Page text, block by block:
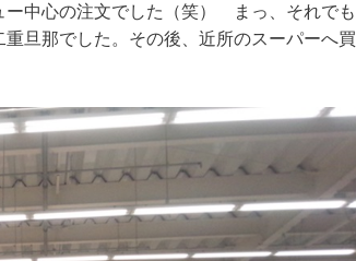
ー中心の注文でした（笑） まっ、それでも
旦那でした。その後、近所のスーパーへ買